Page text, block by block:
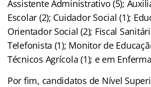
Assistente Administrativo (5);
Escolar (2); Cuidador Social (1);
Orientador Social (2); Fiscal
Telefonista (1); Monitor de
Técnicos Agrícola (1); e em
Por fim, candidatos de Nível